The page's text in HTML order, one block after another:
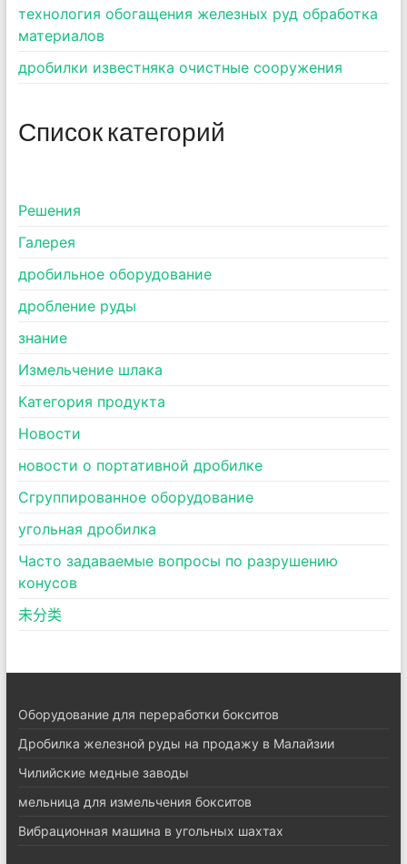
технология обогащения железных руд обработка
материалов
дробилки известняка очистные сооружения
Список категорий
Pешения
Галерея
дробильное оборудование
дробление руды
знание
Измельчение шлака
Категория продукта
Новости
новости о портативной дробилке
Сгруппированное оборудование
угольная дробилка
Часто задаваемые вопросы по разрушению
конусов
未分类
Оборудование для переработки бокситов
Дробилка железной руды на продажу в Малайзии
Чилийские медные заводы
мельница для измельчения бокситов
Вибрационная машина в угольных шахтах